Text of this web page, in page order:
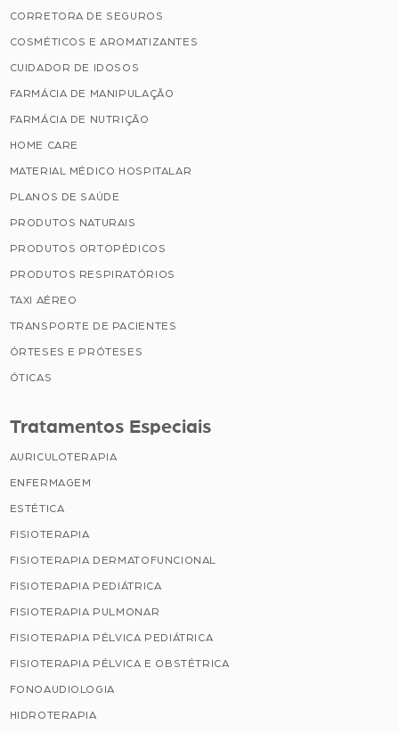
CORRETORA DE SEGUROS
COSMÉTICOS E AROMATIZANTES
CUIDADOR DE IDOSOS
FARMÁCIA DE MANIPULAÇÃO
FARMÁCIA DE NUTRIÇÃO
HOME CARE
MATERIAL MÉDICO HOSPITALAR
PLANOS DE SAÚDE
PRODUTOS NATURAIS
PRODUTOS ORTOPÉDICOS
PRODUTOS RESPIRATÓRIOS
TAXI AÉREO
TRANSPORTE DE PACIENTES
ÓRTESES E PRÓTESES
ÓTICAS
Tratamentos Especiais
AURICULOTERAPIA
ENFERMAGEM
ESTÉTICA
FISIOTERAPIA
FISIOTERAPIA DERMATOFUNCIONAL
FISIOTERAPIA PEDIÁTRICA
FISIOTERAPIA PULMONAR
FISIOTERAPIA PÉLVICA PEDIÁTRICA
FISIOTERAPIA PÉLVICA E OBSTÉTRICA
FONOAUDIOLOGIA
HIDROTERAPIA